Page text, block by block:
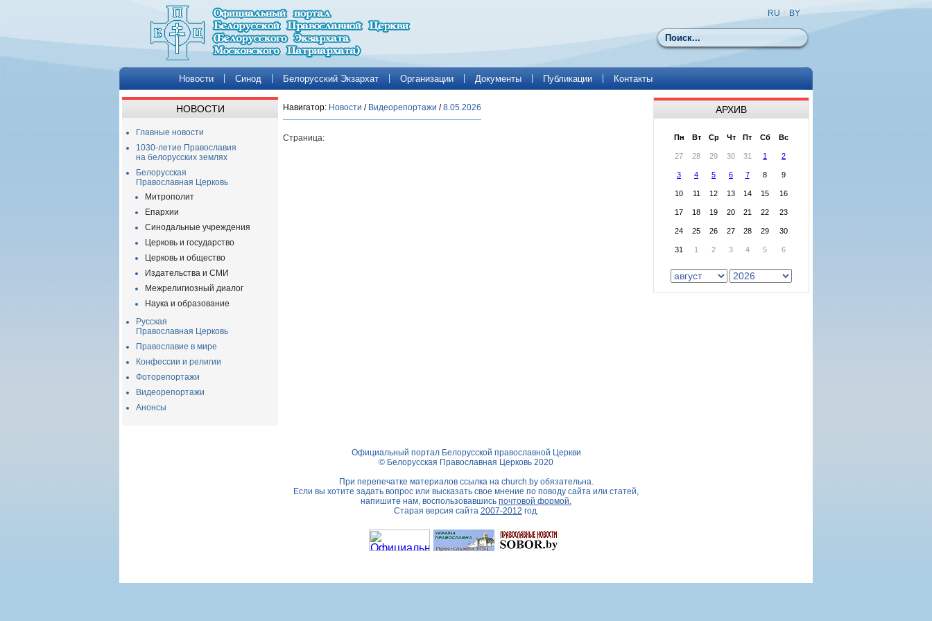
Поиск
RU BY
Новости Синод Белорусский Экзархат Организации Документы Публикации Контакты
НОВОСТИ
Главные новости
1030-летие Православия
на белорусских землях
Белорусская
Православная Церковь
Митрополит
Епархии
Синодальные учреждения
Церковь и государство
Церковь и общество
Издательства и СМИ
Межрелигиозный диалог
Наука и образование
Русская
Православная Церковь
Православие в мире
Конфессии и религии
Фоторепортажи
Видеорепортажи
Анонсы
Навигатор: Новости / Видеорепортажи /8.05.2026
Страница:
АРХИВ
Пн Вт Ср Чт Пт Сб Вс
27 28 29 30 31 1 2
3 4 5 6 7 8 9
10 11 12 13 14 15 16
17 18 19 20 21 22 23
24 25 26 27 28 29 30
31 1 2 3 4 5 6
Официальный портал Белорусской православной Церкви
© Белорусская Православная Церковь 2020
При перепечатке материалов ссылка на church.byобязательна.
Если вы хотите задать вопрос или высказать свое мнение по поводу сайта или статей,
напишите нам, воспользовавшись почтовой формой.
Старая версия сайта 2007-2012 год.